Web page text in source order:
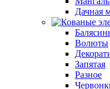
Дачная
Волюты
Запятая
Разное